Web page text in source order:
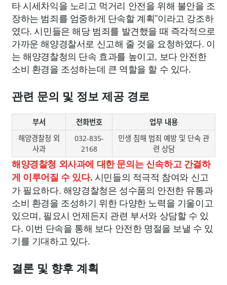
타 시세차익을 노리고 먹거리 안전을 위해 불안을 조
장하는 범죄를 엄중하게 단속할 계획”이라고 강조하
였다. 시민들은 해당 범죄를 발견했을 때 즉각적으로
가까운 해양경찰서로 신고해 줄 것을 요청하였다. 이
는 해양경찰청의 단속 효과를 높이고, 보다 안전한
소비 환경을 조성하는데 큰 역할을 할 수 있다.
관련 문의 및 정보 제공 경로
부서 전화번호
업무 내용
해양경찰청 외
사과
032-835-
2168
민생 침해 범죄 예방 및 단속 관
련 상담
해양경찰청 외사과에 대한 문의는 신속하고 간결하
게 이루어질 수 있다.시민들의 적극적 참여와 신고
가 필요하다. 해양경찰청은 성수품의 안전한 유통과
소비 환경을 조성하기 위한 다양한 노력을 기울이고
있으며, 필요시 언제든지 관련 부서와 상담할 수 있
다. 이번 단속을 통해 보다 안전한 명절을 보낼 수 있
기를 기대하고 있다.
결론 및 향후 계획